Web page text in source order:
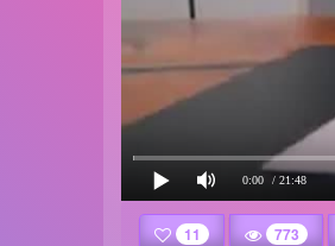
0:00 / 21:48
11 773